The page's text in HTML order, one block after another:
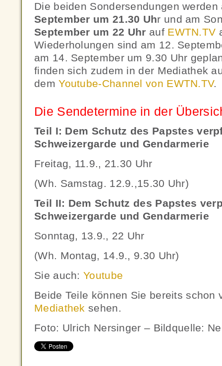
Die beiden Sondersendungen
September um 21.30 Uhr und am
September um 22 Uhr auf EWTN.TV
Wiederholungen sind am 12.
am 14. September um 9.30 Uhr
finden sich zudem in der Mediathek
demYoutube-Channel von EWTN.TV.
Die Sendetermine in der
Teil I: Dem Schutz des Papstes
Schweizergarde und Gendarmerie
Freitag, 11.9., 21.30 Uhr
(Wh. Samstag. 12.9.,15.30 Uhr)
Teil II: Dem Schutz des Papstes
Schweizergarde und Gendarmerie
Sonntag, 13.9., 22 Uhr
(Wh. Montag, 14.9., 9.30 Uhr)
Sie auch:Youtube
Beide Teile können Sie bereits schon
Mediathek sehen.
Foto: Ulrich Nersinger – Bildquelle: